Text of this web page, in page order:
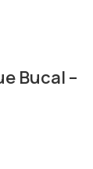
Bucal –